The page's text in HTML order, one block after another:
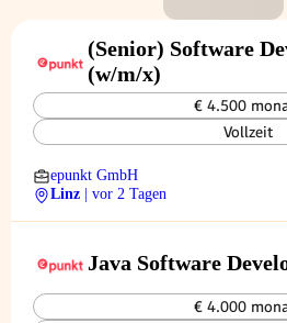
(Senior) Software
(w/m/x)
€ 4.500
Vollzeit
epunkt GmbH
Linz
| vor 2 Tagen
Java Software
€ 4.000